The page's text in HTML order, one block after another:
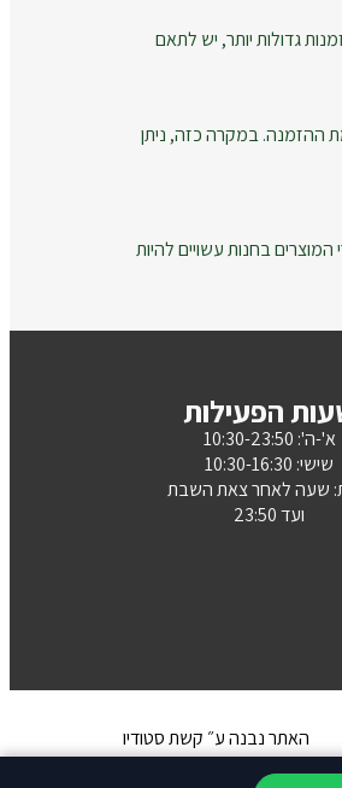
ללקוח. עבור הזמנות גדולות יותר, יש לתאם
ההזמנה. במקרה כזה, ניתן
בחנות עשויים להיות
הפעילות
א'-ה': 10:30-23:50
שישי: 10:30-16:30
שעה לאחר צאת השבת
ועד 23:50
האתר נבנה ע״ קשת סטודיו